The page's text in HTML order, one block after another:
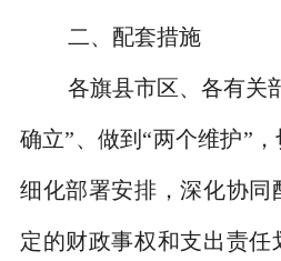
二、配套措施
各旗县市区、各有关
确立”、做到 “两个维护”
细化部署安排，深化协同
定的财政事权和支出责